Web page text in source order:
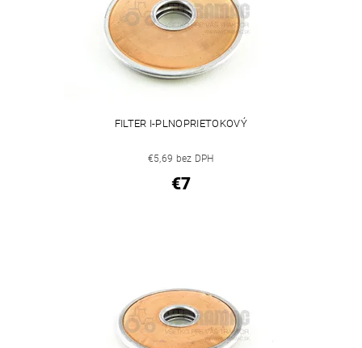
FILTER I-PLNOPRIETOKOVÝ
€5,69 bez DPH
€7